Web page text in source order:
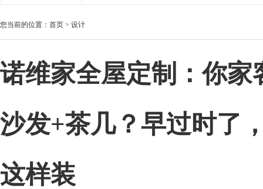
您当前的位置： 首页 > 设计
诺维家全屋定制：你家
沙发+茶几？早过时了
这样装